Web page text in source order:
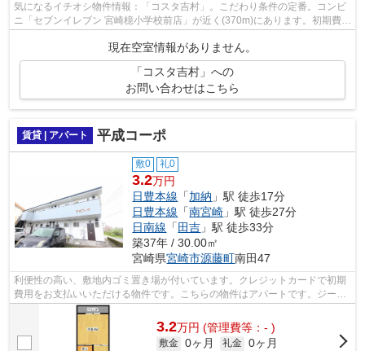
気になるイチオシ物件情報：「コスタ吉村」。こだわり条件の定番。コンビ
ニ「セブンイレブン 宮崎檍小学校前店」が近く(370m)にあります。初期費用
現在空室情報がありません。
「コスタ吉村」への
お問い合わせはこちら
賃貸 | アパート 平成コーポ
敷0 礼0
3.2万円
日豊本線 「加納 」駅 徒歩17分
日豊本線 「南宮崎 」駅 徒歩27分
日南線 「 田吉 」駅 徒歩33分
築37年 / 30.00㎡
宮崎県宮崎市源藤町南田47
利便性の高い、敷地内ゴミ置き場が付いています。クレジットカードで初期
費用をお支払いいただける物件です。こちらの物件はアパートです。ジーピ
ーは宮崎市にある日豊本線加納周辺の...
3.2万円 (管理費等：- )
敷金 0ヶ月 礼金 0ヶ月